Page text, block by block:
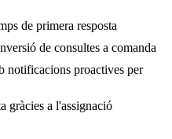
de primera resposta
de consultes a comanda
notificacions proactives per
gràcies a l'assignació